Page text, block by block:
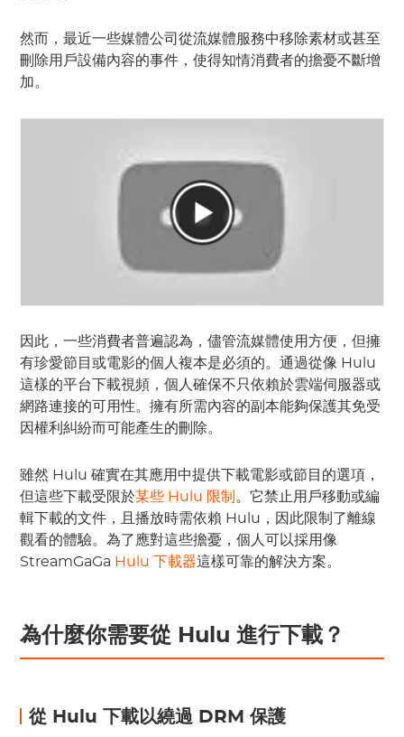
然而，最近一些媒體公司從流媒體服務中移除素材或甚至
刪除用戶設備內容的事件，使得知情消費者的擔憂不斷增
加。
因此，一些消費者普遍認為，儘管流媒體使用方便，但擁
有珍愛節目或電影的個人複本是必須的。通過從像 Hulu
這樣的平台下載視頻，個人確保不只依賴於雲端伺服器或
網路連接的可用性。擁有所需內容的副本能夠保護其免受
因權利糾紛而可能產生的刪除。
雖然 Hulu 確實在其應用中提供下載電影或節目的選項，
但這些下載受限於某些 Hulu 限制 。它禁止用戶移動或編
輯下載的文件，且播放時需依賴 Hulu，因此限制了離線
觀看的體驗。為了應對這些擔憂，個人可以採用像
StreamGaGa Hulu 下載器這樣可靠的解決方案。
為什麼你需要從 Hulu 進行下載？
從 Hulu 下載以繞過 DRM 保護